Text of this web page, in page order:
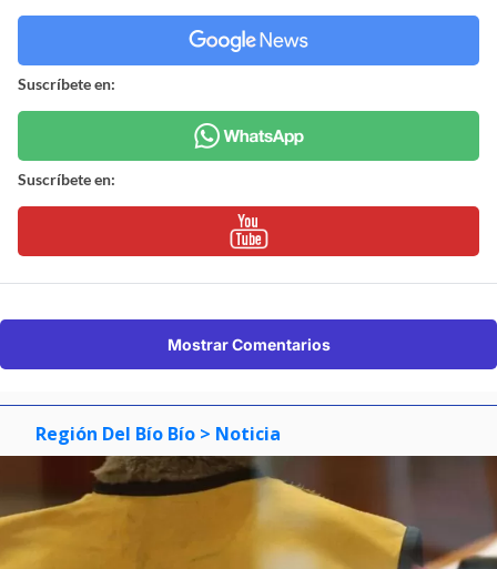
Suscríbete en:
Suscríbete en:
Mostrar Comentarios
Región Del Bío Bío > Noticia